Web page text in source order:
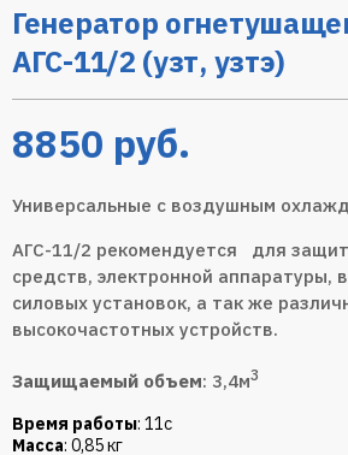
Генератор
АГС-11/2 (узт, узтэ)
8850 руб.
Универсальные с воздушным
АГС-11/2 рекомендуется для
средств, электронной аппаратуры,
силовых установок, а так же
высокочастотных устройств.
Защищаемый объем: 3,4м3
Время работы: 11с
Масса: 0,85 кг